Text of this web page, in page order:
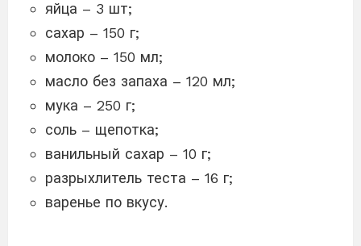
яйца – 3 шт;
сахар – 150 г;
молоко – 150 мл;
масло без запаха – 120 мл;
мука – 250 г;
соль – щепотка;
ванильный сахар – 10 г;
разрыхлитель теста – 16 г;
варенье по вкусу.